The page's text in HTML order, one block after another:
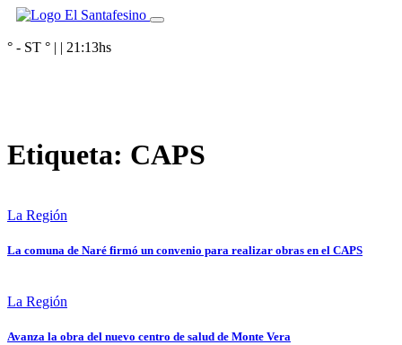
° - ST ° | | 21:13hs
Etiqueta: CAPS
La Región
La comuna de Naré firmó un convenio para realizar obras en el CAPS
La Región
Avanza la obra del nuevo centro de salud de Monte Vera